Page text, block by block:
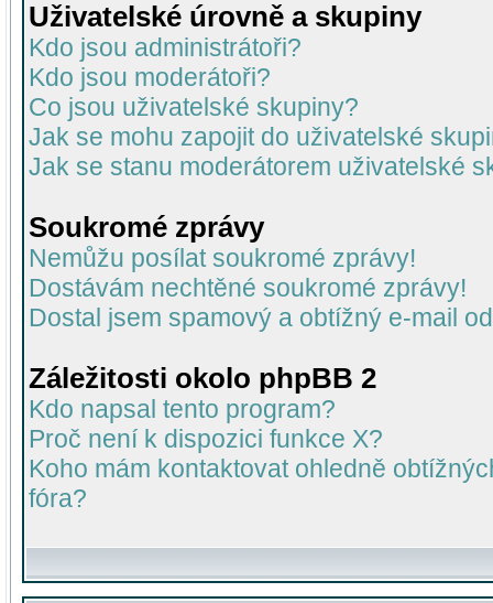
Uživatelské úrovně a skupiny
Kdo jsou administrátoři?
Kdo jsou moderátoři?
Co jsou uživatelské skupiny?
Jak se mohu zapojit do uživatelské
Jak se stanu moderátorem uživatelské
Soukromé zprávy
Nemůžu posílat soukromé zprávy!
Dostávám nechtěné soukromé zprávy!
Dostal jsem spamový a obtížný e-mail
Záležitosti okolo phpBB 2
Kdo napsal tento program?
Proč není k dispozici funkce X?
Koho mám kontaktovat ohledně
fóra?